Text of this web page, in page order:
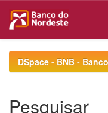
navigationDSpace - BNB -
Pesquisar